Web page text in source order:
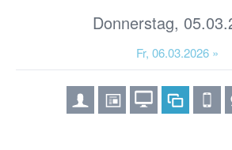
Donnerstag,
Fr, 06.03.2026 »